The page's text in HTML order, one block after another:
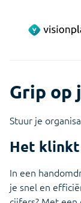
Grip op
Stuur je
Het
In een
je snel en